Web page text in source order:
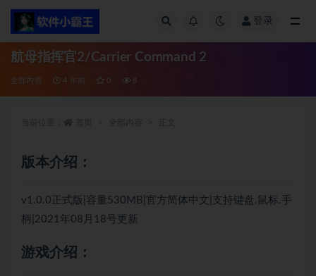
登录
航母指挥官2/Carrier Command 2
全部内容 4 年前 0 8
版本介绍：
v1.0.0正式版|容量530MB|官方简体中文|支持键盘.鼠标.手
柄|2021年08月18号更新
游戏介绍：